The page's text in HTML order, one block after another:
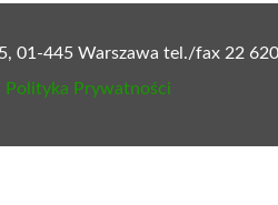
01-445 Warszawa tel./fax 22
Polityka Prywatności